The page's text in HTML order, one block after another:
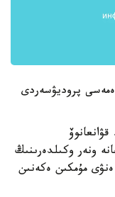
پروديۋسەردى
ونەر وكىلدەرىنىڭ
ەنۋى مۇمكىن ەكەنىن